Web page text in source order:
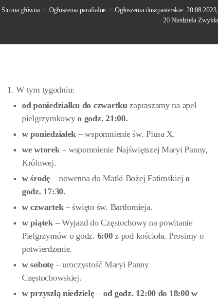
Strona główna> Ogłoszenia parafialne >Ogłoszenia duszpasterskie: 20.08.2023,
20 Niedziela Zwykła
1. W tym tygodniu:
od poniedziałku do czwartkuzapraszamy na apel
pielgrzymkowyo godz. 21:00.
w poniedziałek – wspomnienie św. Piusa X.
we wtorek– wspomnienie Najświętszej Maryi Panny,
Królowej.
w środę – nowenna do Matki Bożej Fatimskiejo
godz. 17:30.
w czwartek– święto św. Bartłomieja.
w piątek – Wyjazd do Częstochowy na powitanie
Pielgrzymów o godz. 6:00z pod kościoła. Prosimy o
potwierdzenie.
w sobotę– uroczystość Maryi Panny
Częstochowskiej.
w przyszłą niedzielę– od godz. 12:00 do 18:00 w